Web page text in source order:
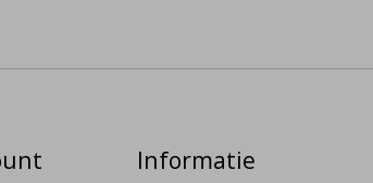
Informatie